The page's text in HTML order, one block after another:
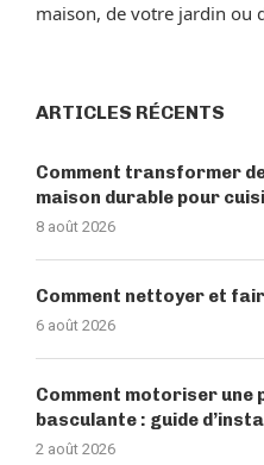
maison, de votre jardin ou
ARTICLES RÉCENTS
Comment transformer
maison durable pour
8 août 2026
Comment nettoyer et
6 août 2026
Comment motoriser une
basculante : guide
2 août 2026